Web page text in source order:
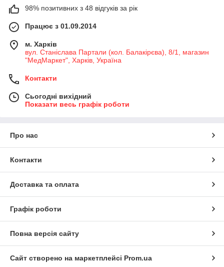
98% позитивних з 48 відгуків за рік
Працює з 01.09.2014
м. Харків
вул. Станіслава Партали (кол. Балакірєва), 8/1, магазин
"МедМаркет", Харків, Україна
Контакти
Сьогодні вихідний
Показати весь графік роботи
Про нас
Контакти
Доставка та оплата
Графік роботи
Повна версія сайту
Сайт створено на маркетплейсі Prom.ua